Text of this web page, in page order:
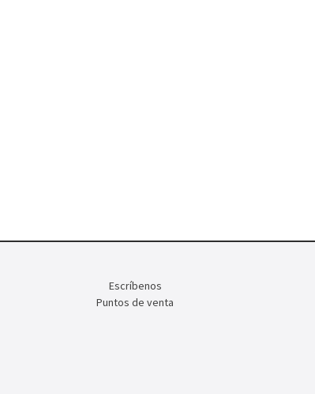
Escríbenos
Puntos de venta